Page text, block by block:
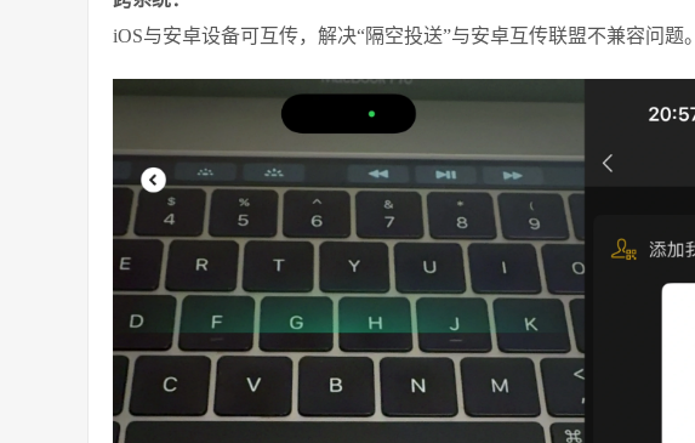
iOS与安卓设备可互传，解决“隔空投送”与安卓互传联盟不兼容问题。